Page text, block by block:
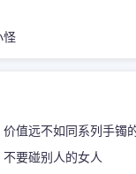
怪
价值远不如同系列手镯
不要碰别人的女人